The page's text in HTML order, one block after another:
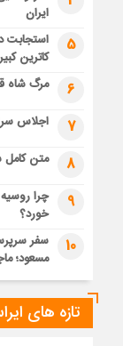
ایران
5
استجابت
کاترین کبیر
6 مرگ شاه
7 اجلاس
8 متن کامل
9
چرا
خورد؟
10
سفر
مسعود؛
تازه های